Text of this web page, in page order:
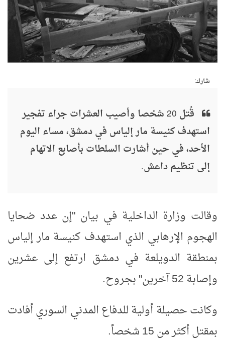
شارك:
قُتل 20 شخصا وأصيب العشرات جراء تفجير
استهدف كنيسة مار إلياس في دمشق، مساء اليوم
الأحد، في حين أشارت السلطات بأصابع الاتهام
إلى تنظيم داعش.
وقالت وزارة الداخلية في بيان "إن عدد ضحايا
الهجوم الإرهابي الذي استهدف كنيسة مار إلياس
بمنطقة الدويلعة في دمشق ارتفع إلى عشرين
وإصابة 52 آخرين" بجروح.
وكانت حصيلة أولية للدفاع المدني السوري أفادت
بمقتل أكثر من 15 شخصاً.